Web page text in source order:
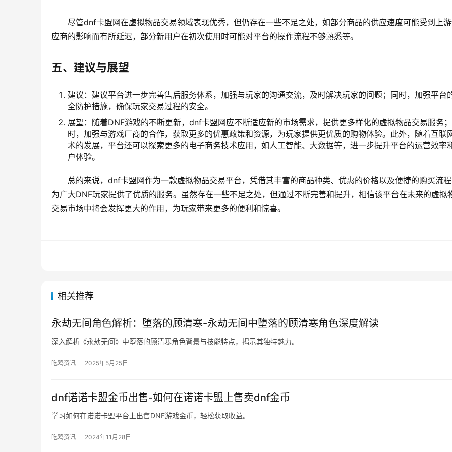
尽管dnf卡盟网在虚拟物品交易领域表现优秀，但仍存在一些不足之处，如部分商品的供应速度可能受到上
应商的影响而有所延迟，部分新用户在初次使用时可能对平台的操作流程不够熟悉等。
五、建议与展望
建议：建议平台进一步完善售后服务体系，加强与玩家的沟通交流，及时解决玩家的问题；同时，加强平台
全防护措施，确保玩家交易过程的安全。
展望：随着DNF游戏的不断更新，dnf卡盟网应不断适应新的市场需求，提供更多样化的虚拟物品交易服务
时，加强与游戏厂商的合作，获取更多的优惠政策和资源，为玩家提供更优质的购物体验。此外，随着互联
术的发展，平台还可以探索更多的电子商务技术应用，如人工智能、大数据等，进一步提升平台的运营效率
户体验。
总的来说，dnf卡盟网作为一款虚拟物品交易平台，凭借其丰富的商品种类、优惠的价格以及便捷的购买流程
为广大DNF玩家提供了优质的服务。虽然存在一些不足之处，但通过不断完善和提升，相信该平台在未来的虚拟
交易市场中将会发挥更大的作用，为玩家带来更多的便利和惊喜。
相关推荐
永劫无间角色解析：堕落的顾清寒-永劫无间中堕落的顾清寒角色深度解读
深入解析《永劫无间》中堕落的顾清寒角色背景与技能特点，揭示其独特魅力。
吃鸡资讯 2025年5月25日
dnf诺诺卡盟金币出售-如何在诺诺卡盟上售卖dnf金币
学习如何在诺诺卡盟平台上出售DNF游戏金币，轻松获取收益。
吃鸡资讯 2024年11月28日